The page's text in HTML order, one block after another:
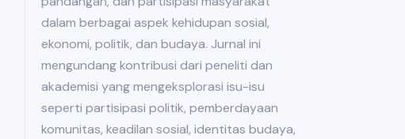
dalam berbagai aspek kehidupan sosial,
ekonomi, politik, dan budaya. Jurnal ini
mengundang kontribusi dari peneliti dan
akademisi yang mengeksplorasi isu-isu
seperti partisipasi politik, pemberdayaan
komunitas, keadilan sosial, identitas budaya,